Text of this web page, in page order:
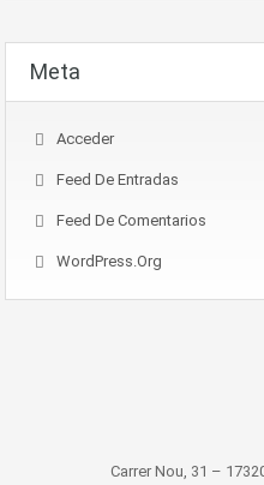
Meta
Acceder
Feed De Entradas
Feed De Comentarios
WordPress.org
Carrer Nou, 31 –